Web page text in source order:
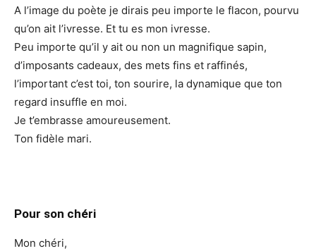
A l’image du poète je dirais peu importe le flacon, pourvu
qu’on ait l’ivresse. Et tu es mon ivresse.
Peu importe qu’il y ait ou non un magnifique sapin,
d’imposants cadeaux, des mets fins et raffinés,
l’important c’est toi, ton sourire, la dynamique que ton
regard insuffle en moi.
Je t’embrasse amoureusement.
Ton fidèle mari.
Pour son chéri
Mon chéri,